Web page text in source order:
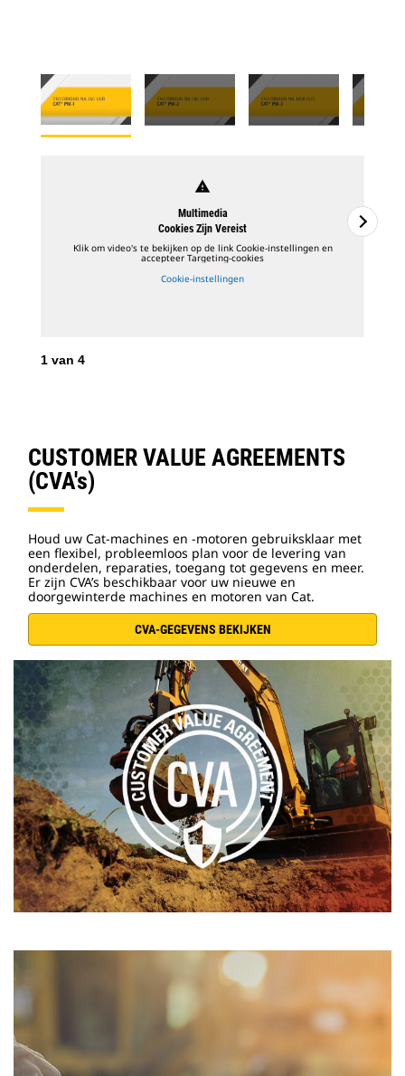
warning
Multimedia
Cookies Zijn Vereist
Klik om video's te bekijken op de link Cookie-instellingen en
accepteer Targeting-cookies
Cookie-instellingen
1 van 4
CUSTOMER VALUE AGREEMENTS
(CVA's)
Houd uw Cat-machines en -motoren gebruiksklaar met
een flexibel, probleemloos plan voor de levering van
onderdelen, reparaties, toegang tot gegevens en meer.
Er zijn CVA’s beschikbaar voor uw nieuwe en
doorgewinterde machines en motoren van Cat.
CVA-GEGEVENS BEKIJKEN